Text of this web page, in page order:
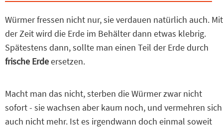
Würmer fressen nicht nur, sie verdauen natürlich auch. Mit
der Zeit wird die Erde im Behälter dann etwas klebrig.
Spätestens dann, sollte man einen Teil der Erde durch
frische Erdeersetzen.
Macht man das nicht, sterben die Würmer zwar nicht
sofort - sie wachsen aber kaum noch, und vermehren sich
auch nicht mehr. Ist es irgendwann doch einmal soweit